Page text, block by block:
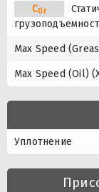
C0r
Max Speed
Max Speed (Oil)
Уплотнение